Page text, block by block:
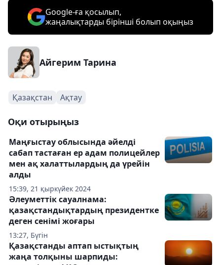
Google-ға қосылып,
жаңалықтарды бірінші болып оқыңыз
Айгерим Тарина
Қазақстан Ақтау
Оқи отырыңыз
15:39, 21 қыркүйек 2024
Маңғыстау облысында әйелді
сабап тастаған ер адам полицейлер
мен ақ халаттылардың да үрейін
алды
13:27, Бүгін
Әлеуметтік сауалнама:
қазақстандықтардың президентке
деген сенімі жоғары
Қазақстанды аптап ыстықтың
жаңа толқыны шарпиды: